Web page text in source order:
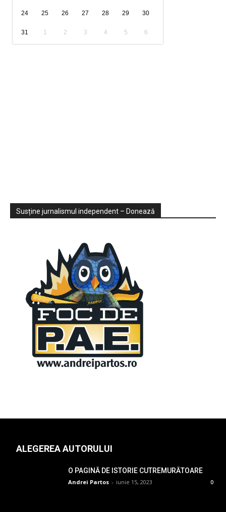
24 25 26 27 28 29 30
31 1 2 3 4 5 6
Sondaje
Video
Susține jurnalismul independent – Donează
ALEGEREA AUTORULUI
O PAGINĂ DE ISTORIE CUTREMURĂTOARE
Andrei Partos - iunie 15, 2023 0